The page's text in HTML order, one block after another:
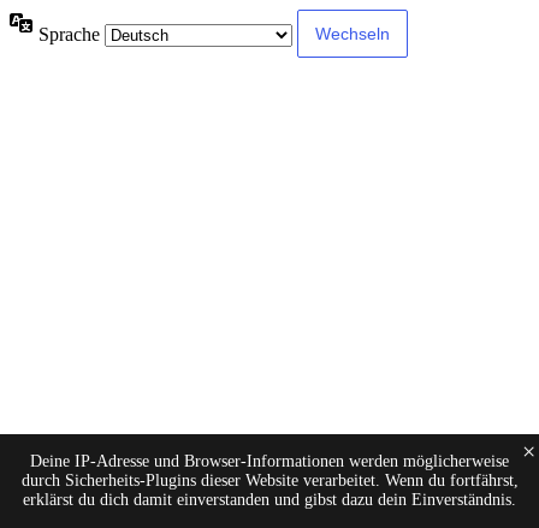
Sprache
Deine IP-Adresse und Browser-Informationen werden möglicherweise
durch Sicherheits-Plugins dieser Website verarbeitet. Wenn du fortfährst,
erklärst du dich damit einverstanden und gibst dazu dein Einverständnis.
×